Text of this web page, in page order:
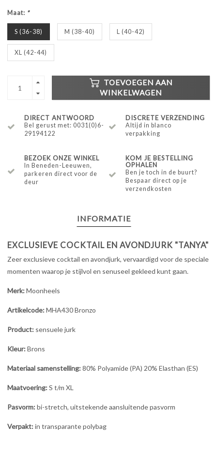
Maat: *
S (36-38) M (38-40) L (40-42)
XL (42-44)
TOEVOEGEN AAN
WINKELWAGEN
DIRECT ANTWOORD
Bel gerust met: 0031(0)6-
29194122
DISCRETE VERZENDING
Altijd in blanco
verpakking
BEZOEK ONZE WINKEL
In Beneden-Leeuwen,
parkeren direct voor de
deur
KOM JE BESTELLING
OPHALEN
Ben je toch in de buurt?
Bespaar direct op je
verzendkosten
INFORMATIE
EXCLUSIEVE COCKTAIL EN AVONDJURK "TANYA"
Zeer exclusieve cocktail en avondjurk, vervaardigd voor de speciale
momenten waarop je stijlvol en senuseel gekleed kunt gaan.
Merk:Moonheels
Artikelcode:MHA430 Bronzo
Product: sensuele jurk
Kleur:Brons
Materiaal samenstelling:80% Polyamide (PA) 20% Elasthan (ES)
Maatvoering:S t/m XL
Pasvorm:bi-stretch, uitstekende aansluitende pasvorm
Verpakt:in transparante polybag